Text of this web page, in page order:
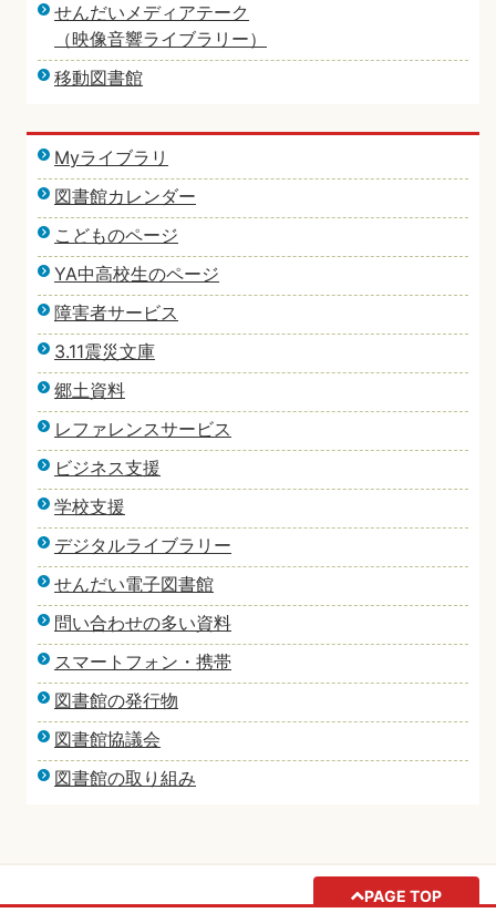
せんだいメディアテーク
（映像音響ライブラリー）
移動図書館
Myライブラリ
図書館カレンダー
こどものページ
YA中高校生のページ
障害者サービス
3.11震災文庫
郷土資料
レファレンスサービス
ビジネス支援
学校支援
デジタルライブラリー
せんだい電子図書館
問い合わせの多い資料
スマートフォン・携帯
図書館の発行物
図書館協議会
図書館の取り組み
PAGE TOP